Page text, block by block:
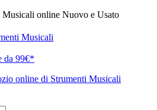
online Nuovo e Usato
Musicali
da 99€*